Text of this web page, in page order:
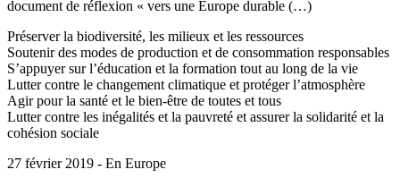
document de réflexion « vers une Europe durable (…)
Préserver la biodiversité, les milieux et les ressources
Soutenir des modes de production et de consommation responsables
S’appuyer sur l’éducation et la formation tout au long de la vie
Lutter contre le changement climatique et protéger l’atmosphère
Agir pour la santé et le bien-être de toutes et tous
Lutter contre les inégalités et la pauvreté et assurer la solidarité et la
cohésion sociale
27 février 2019 - En Europe